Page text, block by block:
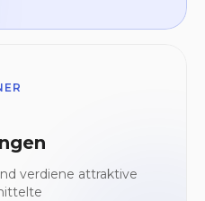
verdiene attraktive